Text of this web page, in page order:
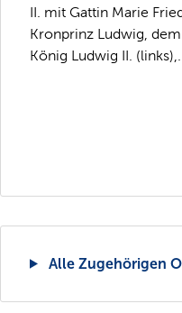
II. mit Gattin Marie
Kronprinz Ludwig,
König Ludwig II. (links),...
Alle Zugehörigen